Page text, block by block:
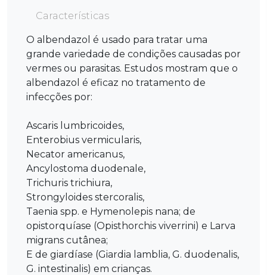
Características
O albendazol é usado para tratar uma
grande variedade de condições causadas por
vermes ou parasitas. Estudos mostram que o
albendazol é eficaz no tratamento de
infecções por:
Ascaris lumbricoides,
Enterobius vermicularis,
Necator americanus,
Ancylostoma duodenale,
Trichuris trichiura,
Strongyloides stercoralis,
Taenia spp. e Hymenolepis nana; de
opistorquíase (Opisthorchis viverrini) e Larva
migrans cutânea;
E de giardíase (Giardia lamblia, G. duodenalis,
G. intestinalis) em crianças.